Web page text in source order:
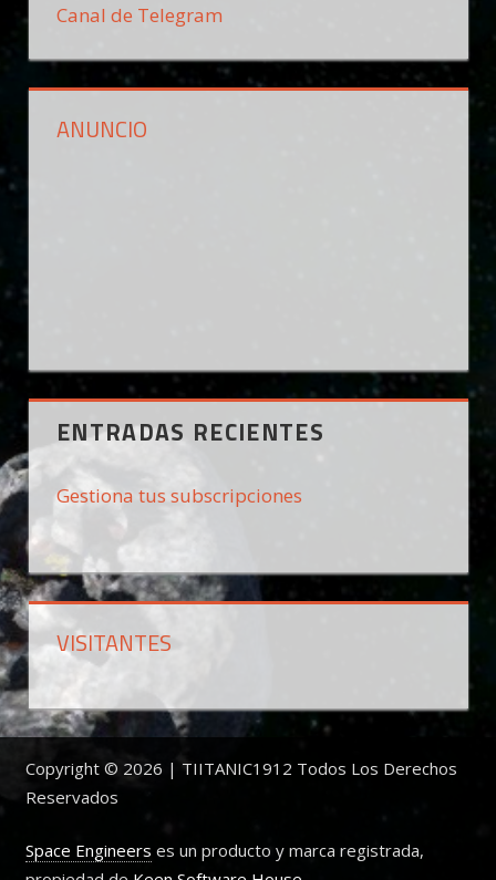
Canal de Telegram
ANUNCIO
ENTRADAS RECIENTES
Gestiona tus subscripciones
VISITANTES
Copyright © 2026 | TIITANIC1912 Todos Los Derechos
Reservados
Space Engineers es un producto y marca registrada,